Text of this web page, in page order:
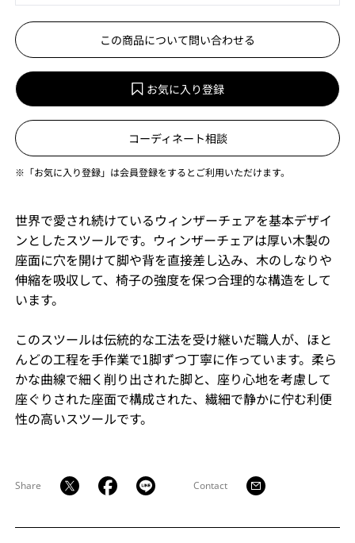
この商品について問い合わせる
お気に入り登録
コーディネート相談
※「お気に入り登録」は会員登録をするとご利用いただけます。
世界で愛され続けているウィンザーチェアを基本デザイ
ンとしたスツールです。ウィンザーチェアは厚い木製の
座面に穴を開けて脚や背を直接差し込み、木のしなりや
伸縮を吸収して、椅子の強度を保つ合理的な構造をして
います。
このスツールは伝統的な工法を受け継いだ職人が、ほと
んどの工程を手作業で1脚ずつ丁寧に作っています。柔ら
かな曲線で細く削り出された脚と、座り心地を考慮して
座ぐりされた座面で構成された、繊細で静かに佇む利便
性の高いスツールです。
Share Contact